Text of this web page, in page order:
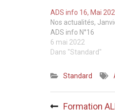
ADS info 16, Mai
Nos actualités,
ADS info N°16
6 mai 2022
Dans "Standard"
Standard
Formation